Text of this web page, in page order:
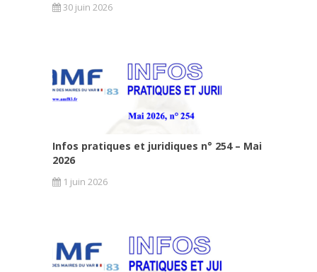
30 juin 2026
Infos pratiques et juridiques n° 254 – Mai
2026
1 juin 2026